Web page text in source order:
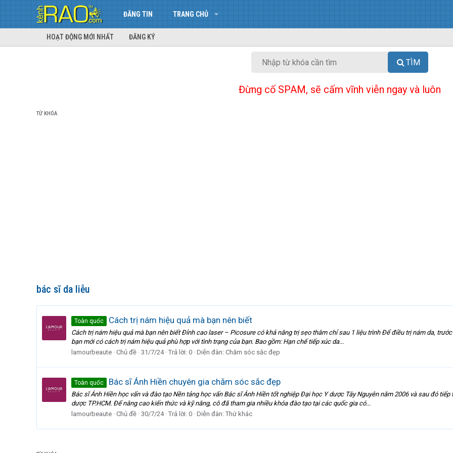
ĐĂNG TIN TRANG CHỦ
HOẠT ĐỘNG MỚI NHẤT ĐĂNG KÝ
TÌM
Đừng cố SPAM, sẽ cấm vĩnh viễn ngay và luôn
TỪ KHÓA
bác sĩ da liễu
Toàn quốc Cách trị nám hiệu quả mà bạn nên biết
Cách trị nám hiệu quả mà bạn nên biết Đỉnh cao laser – Picosure có khả năng trị sẹo thâm chỉ sau 1 liệu trình Để điều trị nám da,
bạn mới có cách trị nám hiệu quả phù hợp với tình trạng của bạn. Bao gồm: Hạn chế tiếp xúc da...
lamourbeaute Chủ đề 31/7/24 Trả lời: 0 Diễn đàn: Chăm sóc sắc đẹp
Toàn quốc Bác sĩ Ánh Hiền chuyên gia chăm sóc sắc đẹp
Bác sĩ Ánh Hiền học vấn và đào tạo Nền tảng học vấn Bác sĩ Ánh Hiền tốt nghiệp Đại học Y dược Tây Nguyên năm 2006 và sau đó
dược TP.HCM. Để nâng cao kiến thức và kỹ năng, cô đã tham gia nhiều khóa đào tạo tại các quốc gia có...
lamourbeaute Chủ đề 30/7/24 Trả lời: 0 Diễn đàn: Thứ khác